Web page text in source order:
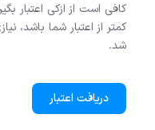
کافی است از ازکی اعتبار
کمتر از اعتبار شما باشد،
شد.
دریافت اعتبار